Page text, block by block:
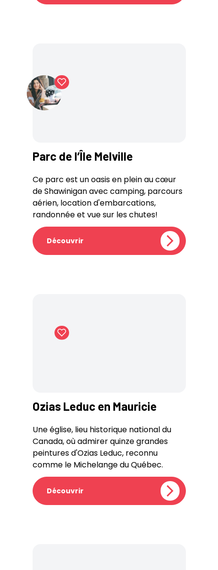
Parc de l’Île Melville
Ce parc est un oasis en plein au cœur
de Shawinigan avec camping, parcours
aérien, location d'embarcations,
randonnée et vue sur les chutes!
Découvrir
Ozias Leduc en Mauricie
Une église, lieu historique national du
Canada, où admirer quinze grandes
peintures d'Ozias Leduc, reconnu
comme le Michelange du Québec.
Découvrir